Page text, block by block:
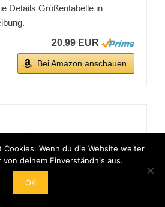
Details Größentabelle in
20,99 EUR
Bei Amazon anschauen
Cookies. Wenn du die Website weiter
deinem Einverständnis aus.
OK